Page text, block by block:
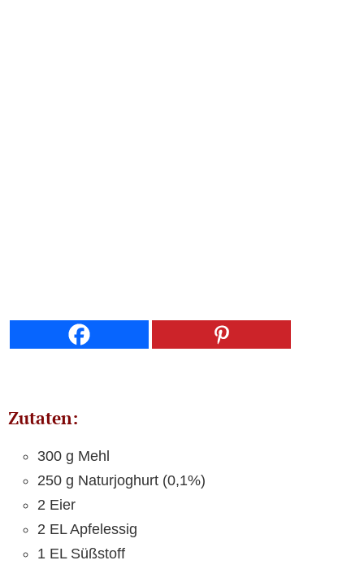
Zutaten:
300 g Mehl
250 g Naturjoghurt (0,1%)
2 Eier
2 EL Apfelessig
1 EL Süßstoff